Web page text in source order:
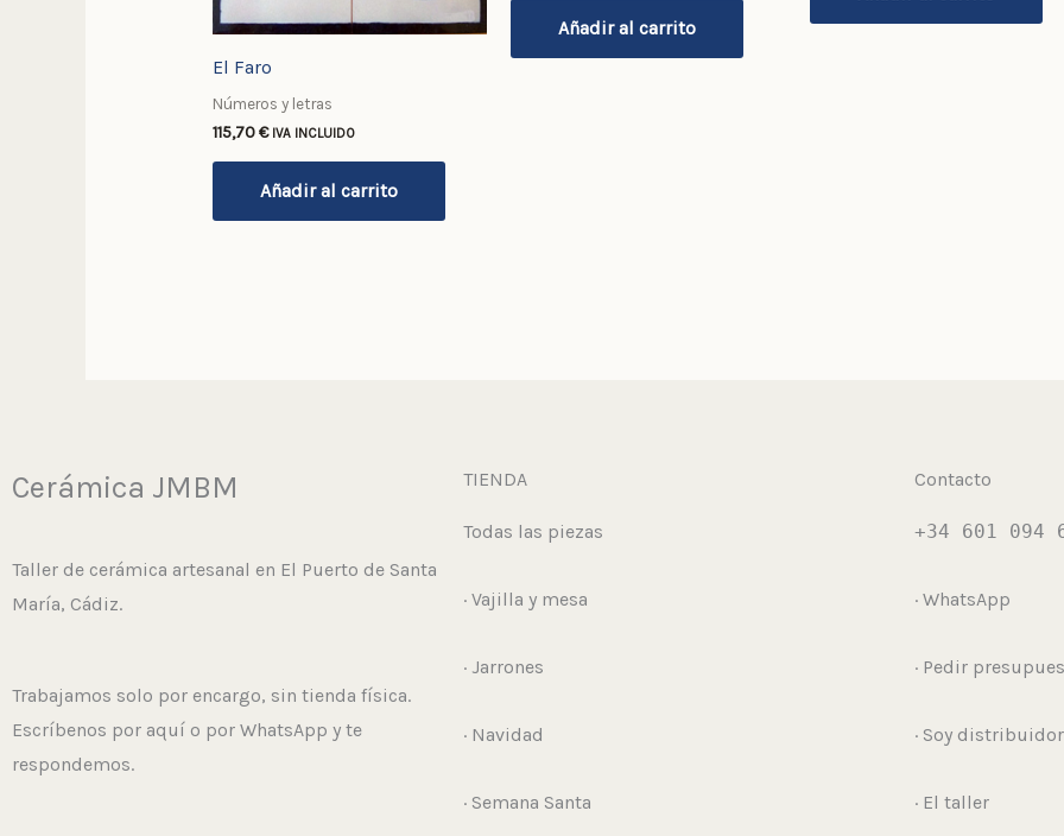
El Faro
Números y letras
115,70€ IVA INCLUIDO
Añadir al carrito
Añadir al carrito
Cerámica JMBM
Taller de cerámica artesanal en El Puerto de Santa
María, Cádiz.
Trabajamos solo por encargo, sin tienda física.
Escríbenos por aquí o por WhatsApp y te
respondemos.
TIENDA
Todas las piezas
· Vajilla y mesa
· Jarrones
· Navidad
· Semana Santa
Contacto
+34 601 094
· WhatsApp
· Pedir
· Soy distribuidor
· El taller